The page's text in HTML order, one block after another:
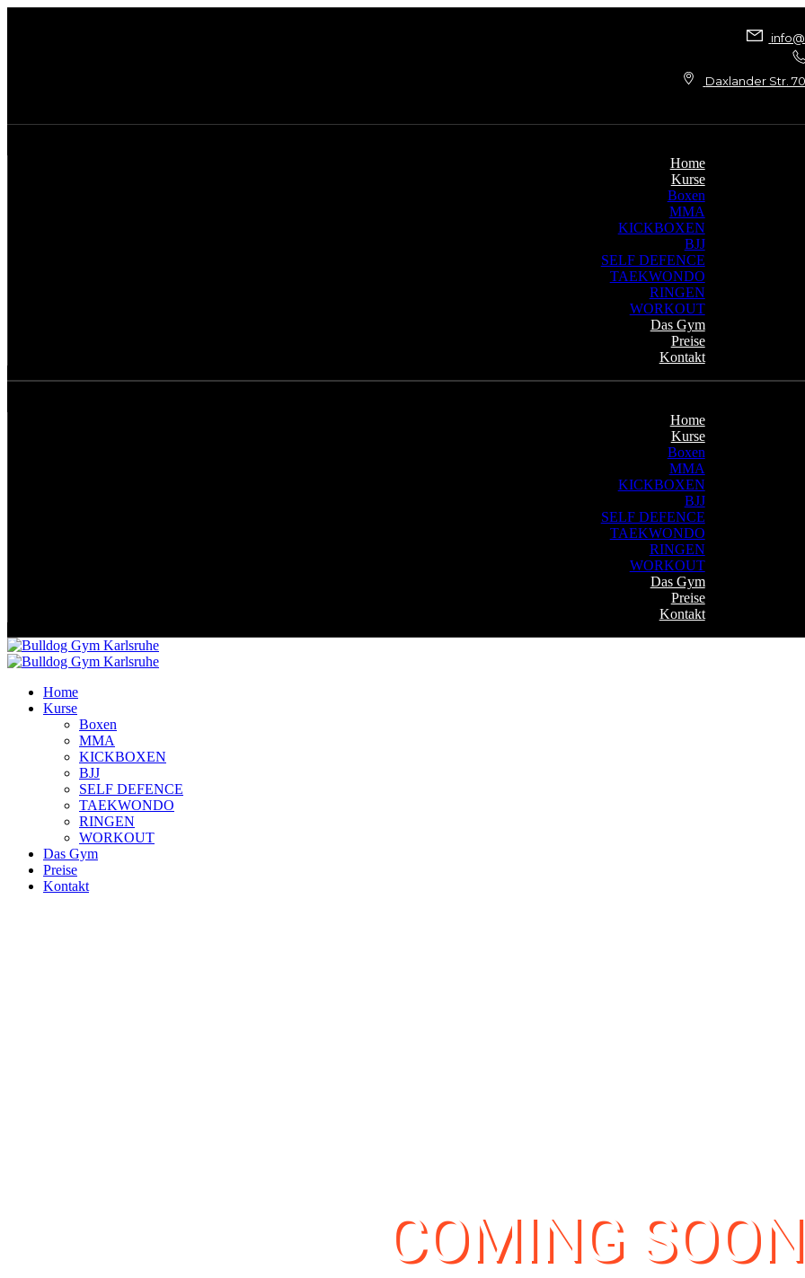
Daxlander Str.
Home
Kurse
Boxen
MMA
KICKBOXEN
BJJ
SELF DEFENCE
TAEKWONDO
RINGEN
WORKOUT
Das Gym
Preise
Kontakt
Home
Kurse
Boxen
MMA
KICKBOXEN
BJJ
SELF DEFENCE
TAEKWONDO
RINGEN
WORKOUT
Das Gym
Preise
Kontakt
Home
Kurse
Boxen
MMA
KICKBOXEN
BJJ
SELF DEFENCE
TAEKWONDO
RINGEN
WORKOUT
Das Gym
Preise
Kontakt
COMING